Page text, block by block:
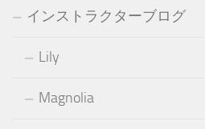
インストラクターブログ
Lily
Magnolia